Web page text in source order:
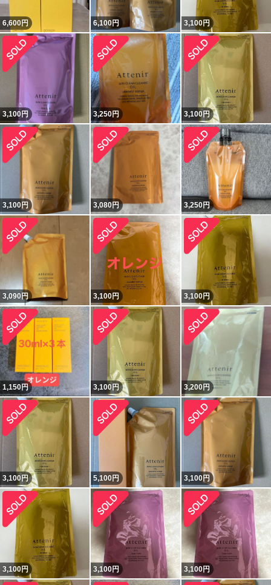
6,600円 6,100円 3,100円
3,100円 3,250円 3,100円
3,100円 3,080円 3,250円
3,090円 3,100円 3,100円
1,150円 3,100円 3,200円
3,100円 5,100円 3,100円
3,100円 3,100円 3,100円